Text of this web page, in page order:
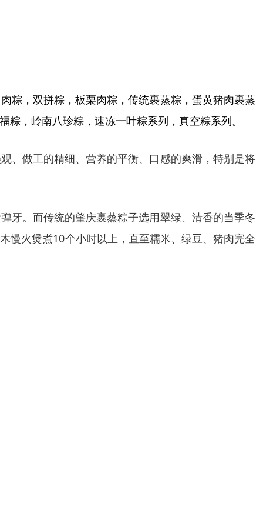
粽，双拼粽，板栗肉粽，传统裹蒸粽，蛋黄猪肉裹蒸
粽，岭南八珍粽，速冻一叶粽系列，真空粽系列。
、做工的精细、营养的平衡、口感的爽滑，特别是将
牙。而传统的肇庆裹蒸粽子选用翠绿、清香的当季冬
慢火煲煮10个小时以上，直至糯米、绿豆、猪肉完全